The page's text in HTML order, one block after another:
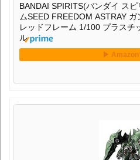
BANDAI SPIRITS(バンダイ ス
ムSEED FREEDOM ASTRAY ガ
レッドフレーム 1/100 プラスチ
ル